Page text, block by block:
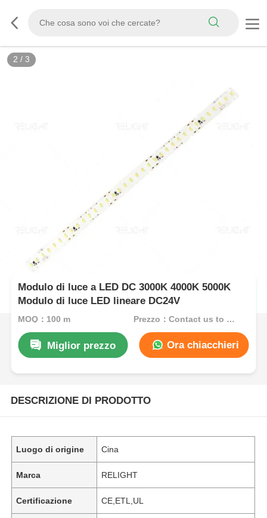
2 / 3
Modulo di luce a LED DC 3000K 4000K 5000K
Modulo di luce LED lineare DC24V
MOQ：100 m Prezzo：Contact us to get best price
Miglior prezzo Ora chiacchieri
DESCRIZIONE DI PRODOTTO
Luogo di origine Cina
Marca RELIGHT
Certificazione CE,ETL,UL